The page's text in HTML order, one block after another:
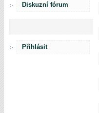
Diskuzní fórum
Přihlásit